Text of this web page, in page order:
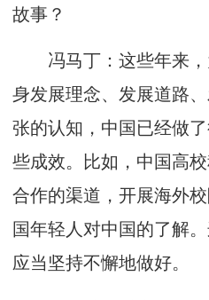
故事？
冯马丁：这些年来，
身发展理念、发展道路
张的认知，中国已经做
些成效。比如，中国高
合作的渠道，开展海外
国年轻人对中国的了解
应当坚持不懈地做好。